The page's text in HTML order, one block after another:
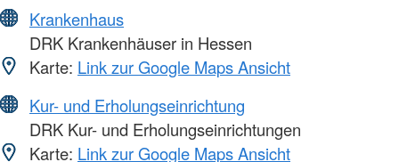
Krankenhaus
DRK Krankenhäuser in Hessen
Karte: Link zur Google Maps Ansicht
Kur- und Erholungseinrichtung
DRK Kur- und Erholungseinrichtungen
Karte: Link zur Google Maps Ansicht